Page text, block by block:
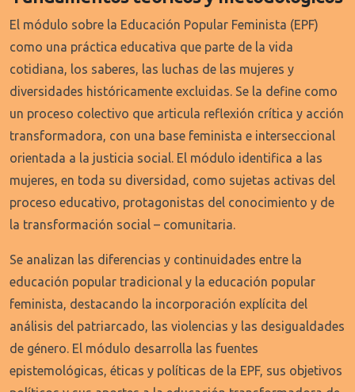
El módulo sobre la Educación Popular Feminista (EPF)
como una práctica educativa que parte de la vida
cotidiana, los saberes, las luchas de las mujeres y
diversidades históricamente excluidas. Se la define como
un proceso colectivo que articula reflexión crítica y acción
transformadora, con una base feminista e interseccional
orientada a la justicia social. El módulo identifica a las
mujeres, en toda su diversidad, como sujetas activas del
proceso educativo, protagonistas del conocimiento y de
la transformación social – comunitaria.
Se analizan las diferencias y continuidades entre la
educación popular tradicional y la educación popular
feminista, destacando la incorporación explícita del
análisis del patriarcado, las violencias y las desigualdades
de género. El módulo desarrolla las fuentes
epistemológicas, éticas y políticas de la EPF, sus objetivos